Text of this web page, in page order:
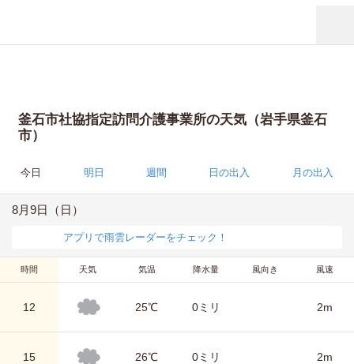
釜石市社協指定訪問介護事業所の天気（岩手県釜石
市）
今日 明日 週間 日の出入 月の出入
8月9日（日）
アプリで雨雲レーダーをチェック！
時間 天気 気温 降水量 風向き 風速
12 25℃ 0ミリ 2m
15 26℃ 0ミリ 2m